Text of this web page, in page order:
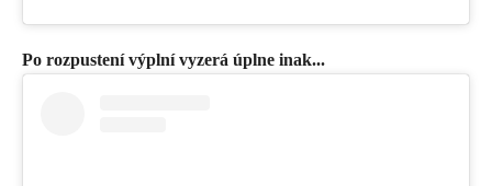
Po rozpustení výplní vyzerá úplne inak...